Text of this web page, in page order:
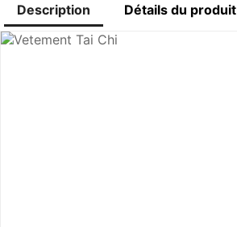
Description Détails du produit